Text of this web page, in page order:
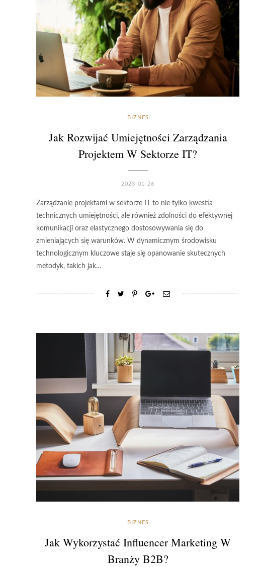
BIZNES
Jak Rozwijać Umiejętności Zarządzania
Projektem W Sektorze IT?
2023-01-26
Zarządzanie projektami w sektorze IT to nie tylko kwestia
technicznych umiejętności, ale również zdolności do efektywnej
komunikacji oraz elastycznego dostosowywania się do
zmieniających się warunków. W dynamicznym środowisku
technologicznym kluczowe staje się opanowanie skutecznych
metodyk, takich jak…
BIZNES
Jak Wykorzystać Influencer Marketing W
Branży B2B?